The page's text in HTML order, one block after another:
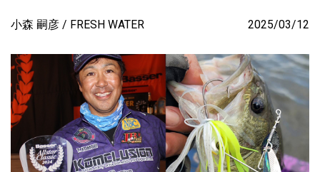
小森 嗣彦 FRESH WATER 2025/03/12